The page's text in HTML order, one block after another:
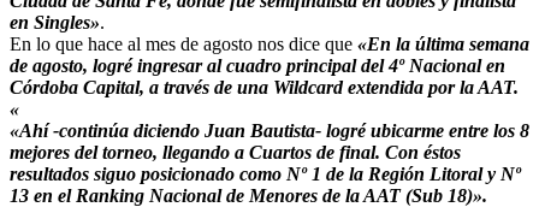
en Singles».
En lo que hace al mes de agosto nos dice que «En la última semana
de agosto, logré ingresar al cuadro principal del 4º Nacional en
Córdoba Capital, a través de una Wildcard extendida por la AAT.
«
«Ahí -continúa diciendo Juan Bautista- logré ubicarme entre los 8
mejores del torneo, llegando a Cuartos de final. Con éstos
resultados siguo posicionado como Nº 1 de la Región Litoral y Nº
13 en el Ranking Nacional de Menores de la AAT (Sub 18)».